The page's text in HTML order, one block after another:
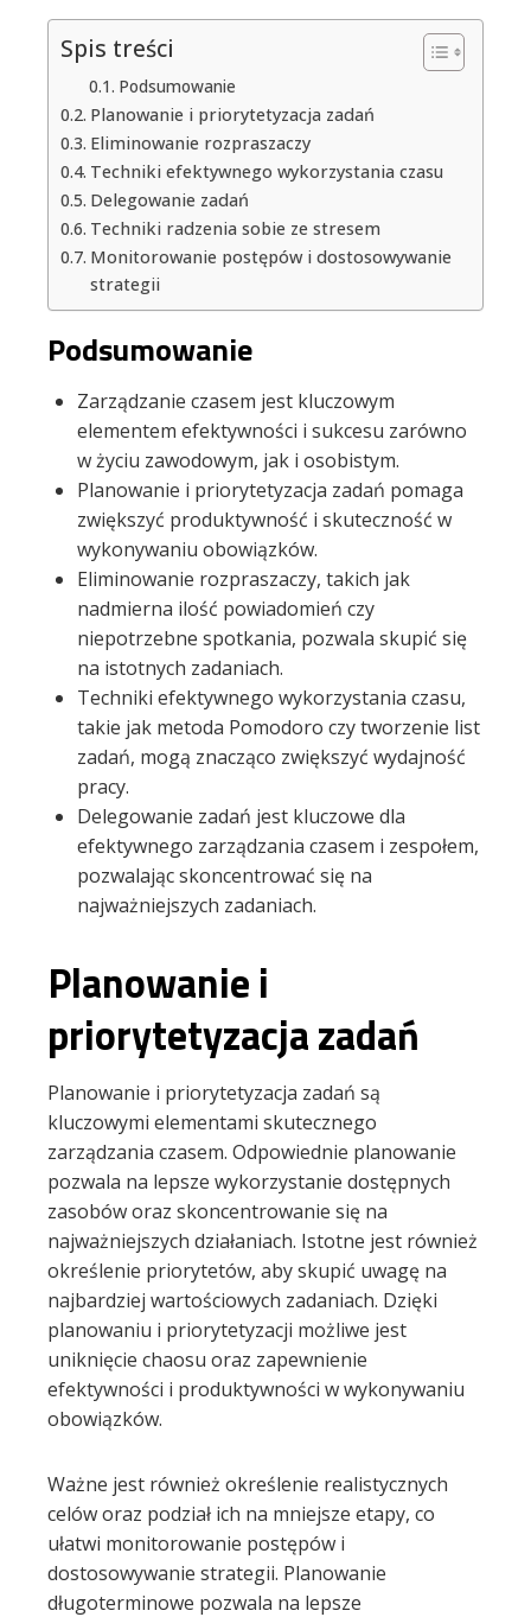
Spis treści
Podsumowanie
Planowanie i priorytetyzacja zadań
Eliminowanie rozpraszaczy
Techniki efektywnego wykorzystania czasu
Delegowanie zadań
Techniki radzenia sobie ze stresem
Monitorowanie postępów i dostosowywanie
strategii
Podsumowanie
Zarządzanie czasem jest kluczowym
elementem efektywności i sukcesu zarówno
w życiu zawodowym, jak i osobistym.
Planowanie i priorytetyzacja zadań pomaga
zwiększyć produktywność i skuteczność w
wykonywaniu obowiązków.
Eliminowanie rozpraszaczy, takich jak
nadmierna ilość powiadomień czy
niepotrzebne spotkania, pozwala skupić się
na istotnych zadaniach.
Techniki efektywnego wykorzystania czasu,
takie jak metoda Pomodoro czy tworzenie list
zadań, mogą znacząco zwiększyć wydajność
pracy.
Delegowanie zadań jest kluczowe dla
efektywnego zarządzania czasem i zespołem,
pozwalając skoncentrować się na
najważniejszych zadaniach.
Planowanie i
priorytetyzacja zadań
Planowanie i priorytetyzacja zadań są
kluczowymi elementami skutecznego
zarządzania czasem. Odpowiednie planowanie
pozwala na lepsze wykorzystanie dostępnych
zasobów oraz skoncentrowanie się na
najważniejszych działaniach. Istotne jest również
określenie priorytetów, aby skupić uwagę na
najbardziej wartościowych zadaniach. Dzięki
planowaniu i priorytetyzacji możliwe jest
uniknięcie chaosu oraz zapewnienie
efektywności i produktywności w wykonywaniu
obowiązków.
Ważne jest również określenie realistycznych
celów oraz podział ich na mniejsze etapy, co
ułatwi monitorowanie postępów i
dostosowywanie strategii. Planowanie
długoterminowe pozwala na lepsze